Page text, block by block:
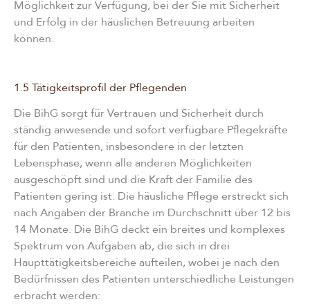
Möglichkeit zur Verfügung, bei der Sie mit Sicherheit
und Erfolg in der häuslichen Betreuung arbeiten
können.
1.5 Tätigkeitsprofil der Pflegenden
Die BihG sorgt für Vertrauen und Sicherheit durch
ständig anwesende und sofort verfügbare Pflegekräfte
für den Patienten, insbesondere in der letzten
Lebensphase, wenn alle anderen Möglichkeiten
ausgeschöpft sind und die Kraft der Familie des
Patienten gering ist. Die häusliche Pflege erstreckt sich
nach Angaben der Branche im Durchschnitt über 12 bis
14 Monate. Die BihG deckt ein breites und komplexes
Spektrum von Aufgaben ab, die sich in drei
Haupttätigkeitsbereiche aufteilen, wobei je nach den
Bedürfnissen des Patienten unterschiedliche Leistungen
erbracht werden: